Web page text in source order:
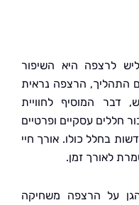
היא השיפור
הרצפה נראית
לחוויית
ופרטיים
כולו. אורך חיי
זמן.
משחיקה